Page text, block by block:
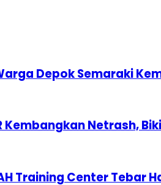
Depok Semaraki
Kembangkan Netrash,
Training Center Tebar